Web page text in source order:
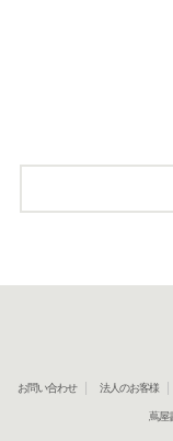
お問い合わせ 法人のお客様
蔦屋